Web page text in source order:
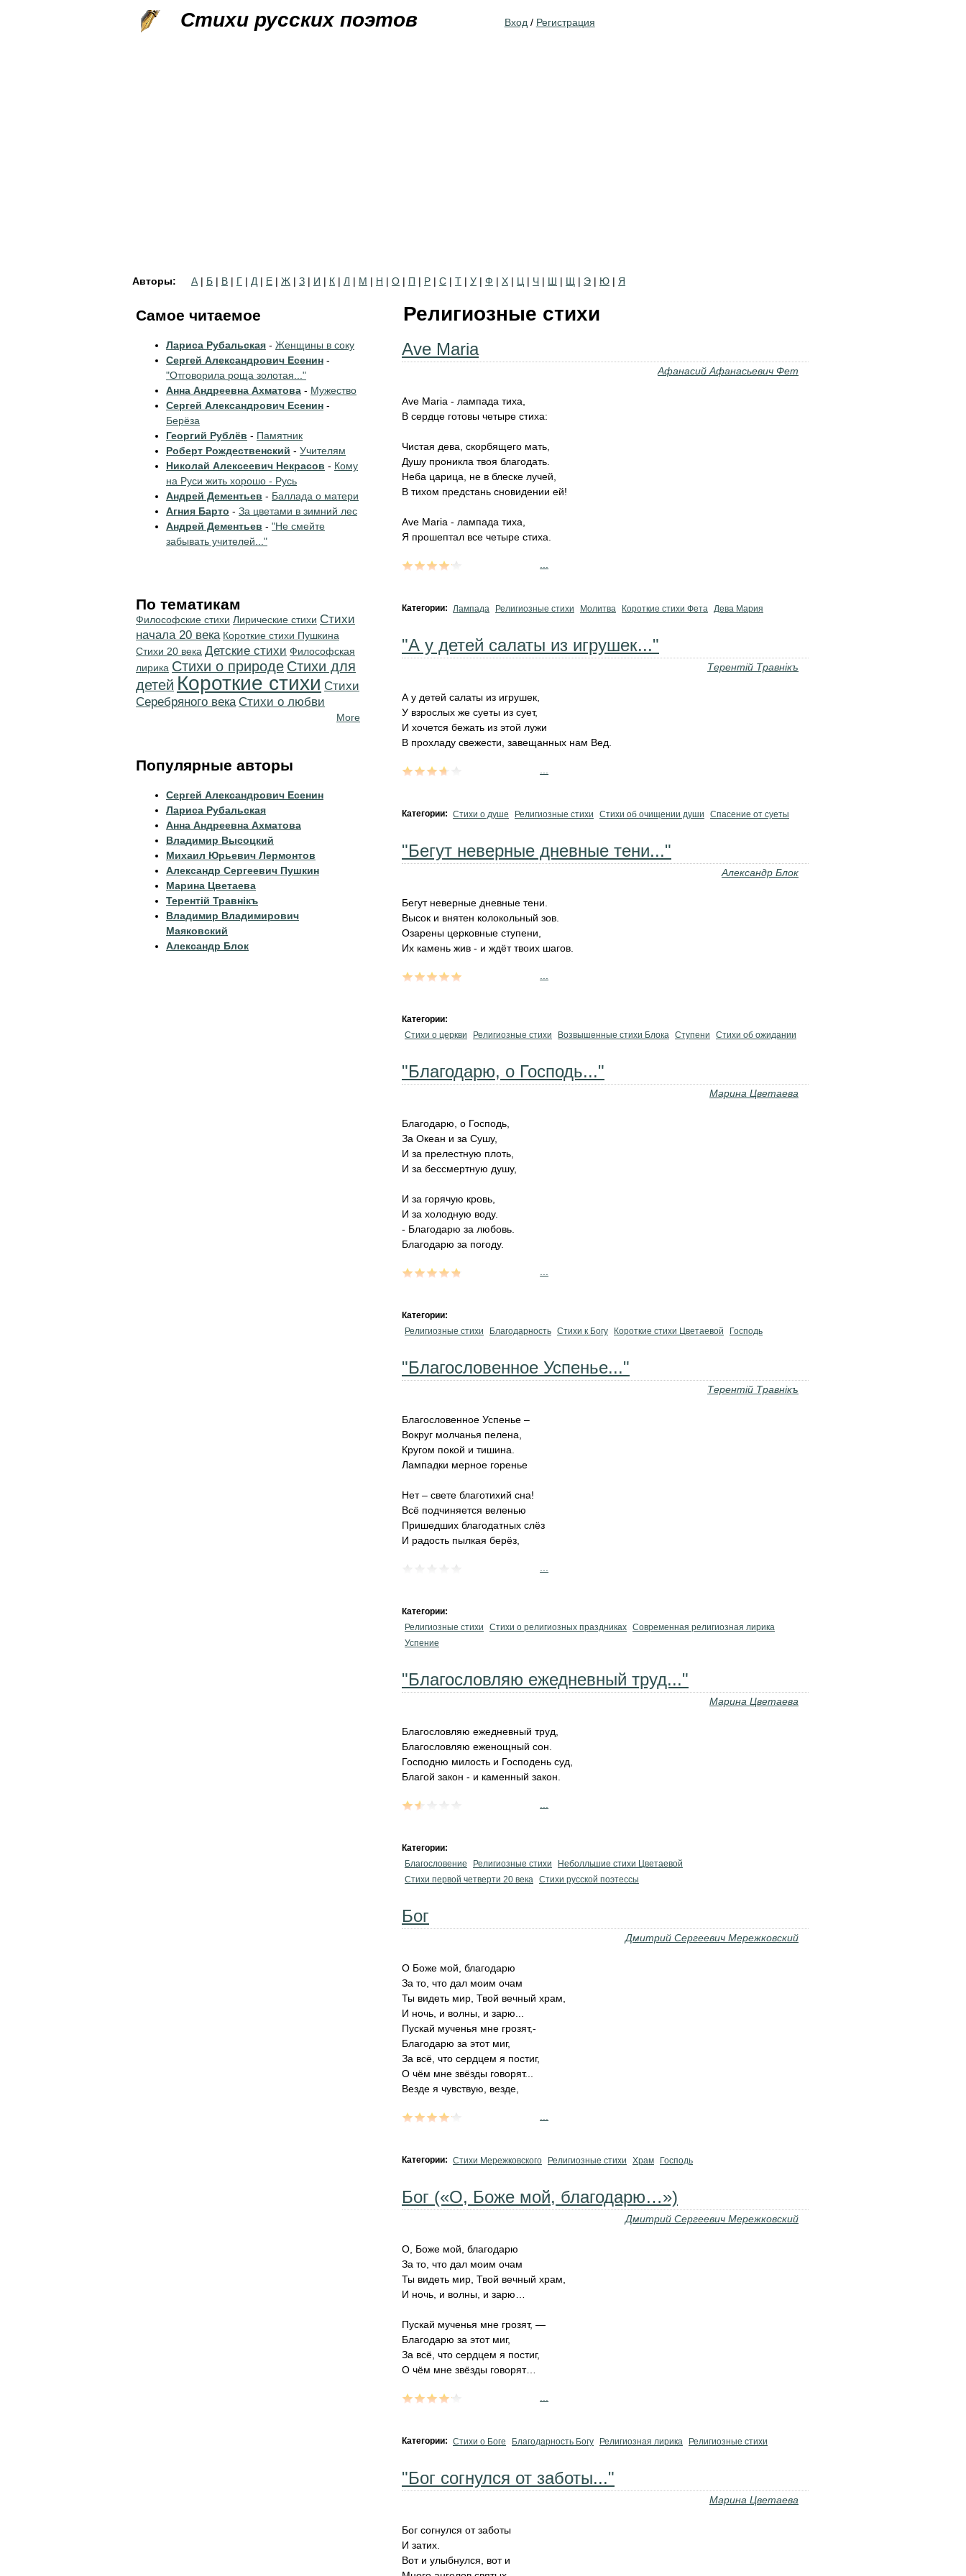
Стихи русских поэтов Вход / Регистрация
Авторы: А | Б | В | Г | Д | Е | Ж | З | И | К | Л | М | Н | О | П | Р | С | Т | У | Ф | Х | Ц | Ч | Ш | Щ | Э | Ю | Я
Религиозные стихи
Ave Maria
Афанасий Афанасьевич Фет
Ave Maria - лампада тиха,
В сердце готовы четыре стиха:
Чистая дева, скорбящего мать,
Душу проникла твоя благодать.
Неба царица, не в блеске лучей,
В тихом предстань сновидении ей!
Ave Maria - лампада тиха,
Я прошептал все четыре стиха.
Категории: Лампада Религиозные стихи Молитва Короткие стихи Фета Дева Мария
"А у детей салаты из игрушек..."
Терентiй Травнiкъ
А у детей салаты из игрушек,
У взрослых же суеты из сует,
И хочется бежать из этой лужи
В прохладу свежести, завещанных нам Вед.
Категории: Стихи о душе Религиозные стихи Стихи об очищении души Спасение от суеты
"Бегут неверные дневные тени..."
Александр Блок
Бегут неверные дневные тени.
Высок и внятен колокольный зов.
Озарены церковные ступени,
Их камень жив - и ждёт твоих шагов.
Категории:
Стихи о церкви
Религиозные стихи Возвышенные стихи Блока Ступени Стихи об ожидании
"Благодарю, о Господь..."
Марина Цветаева
Благодарю, о Господь,
За Океан и за Сушу,
И за прелестную плоть,
И за бессмертную душу,
И за горячую кровь,
И за холодную воду.
- Благодарю за любовь.
Благодарю за погоду.
Категории:
Религиозные стихи
Благодарность Стихи к Богу Короткие стихи Цветаевой Господь
"Благословенное Успенье..."
Терентiй Травнiкъ
Благословенное Успенье –
Вокруг молчанья пелена,
Кругом покой и тишина.
Лампадки мерное горенье
Нет – свете благотихий сна!
Всё подчиняется веленью
Пришедших благодатных слёз
И радость пылкая берёз,
Категории:
Религиозные стихи
Стихи о религиозных праздниках Современная религиозная лирика
Успение
"Благословляю ежедневный труд..."
Марина Цветаева
Благословляю ежедневный труд,
Благословляю еженощный сон.
Господню милость и Господень суд,
Благой закон - и каменный закон.
Категории:
Благословение
Религиозные стихи
Неболльшие стихи Цветаевой
Стихи первой четверти 20 века Стихи русской поэтессы
Бог
Дмитрий Сергеевич Мережковский
О Боже мой, благодарю
За то, что дал моим очам
Ты видеть мир, Твой вечный храм,
И ночь, и волны, и зарю...
Пускай мученья мне грозят,-
Благодарю за этот миг,
За всё, что сердцем я постиг,
О чём мне звёзды говорят...
Везде я чувствую, везде,
Категории: Стихи Мережковского Религиозные стихи Храм Господь
Бог («О, Боже мой, благодарю…»)
Дмитрий Сергеевич Мережковский
О, Боже мой, благодарю
За то, что дал моим очам
Ты видеть мир, Твой вечный храм,
И ночь, и волны, и зарю…
Пускай мученья мне грозят, —
Благодарю за этот миг,
За всё, что сердцем я постиг,
О чём мне звёзды говорят…
Категории: Стихи о Боге Благодарность Богу Религиозная лирика Религиозные стихи
"Бог согнулся от заботы..."
Марина Цветаева
Бог согнулся от заботы
И затих.
Вот и улыбнулся, вот и
Самое читаемое
Лариса Рубальская - Женщины в соку
Сергей Александрович Есенин -
"Отговорила роща золотая..."
Анна Андреевна Ахматова - Мужество
Сергей Александрович Есенин -
Берёза
Георгий Рублёв - Памятник
Роберт Рождественский - Учителям
Николай Алексеевич Некрасов - Кому
на Руси жить хорошо - Русь
Андрей Дементьев - Баллада о матери
Агния Барто - За цветами в зимний лес
Андрей Дементьев - "Не смейте
забывать учителей..."
По тематикам
Философские стихи Лирические стихи Cтихи
начала 20 века Короткие стихи Пушкина
Стихи 20 века Детские стихи Философская
лирика Стихи о природе Стихи для
детей Короткие стихи Cтихи
Серебряного века Стихи о любви
More
Популярные авторы
Сергей Александрович Есенин
Лариса Рубальская
Анна Андреевна Ахматова
Владимир Высоцкий
Михаил Юрьевич Лермонтов
Александр Сергеевич Пушкин
Марина Цветаева
Терентiй Травнiкъ
Владимир Владимирович
Маяковский
Александр Блок